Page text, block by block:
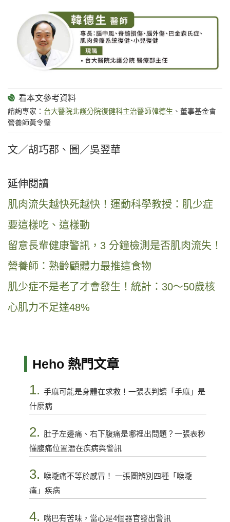
諮詢專家： 台大醫院北護分院復健科主治醫師韓德生 、董事基金會
營養師黃令璧
文／胡巧郡、圖／吳翌華
延伸閱讀
肌肉流失越快死越快！運動科學教授：肌少症
要這樣吃、這樣動
留意長輩健康警訊，3 分鐘檢測是否肌肉流失！
營養師：熟齡顧體力最推這食物
肌少症不是老了才會發生！統計：30～50歲核
心肌力不足達48%
Heho 熱門文章
1. 手麻可能是身體在求救！一張表判讀「手麻」是
什麼病
2. 肚子左邊痛、右下腹痛是哪裡出問題？一張表秒
懂腹痛位置潛在疾病與警訊
3.
喉嚨痛不等於感冒！ 一張圖辨別四種「喉嚨
痛」疾病
4. 嘴巴有苦味，當心是4個器官發出警訊